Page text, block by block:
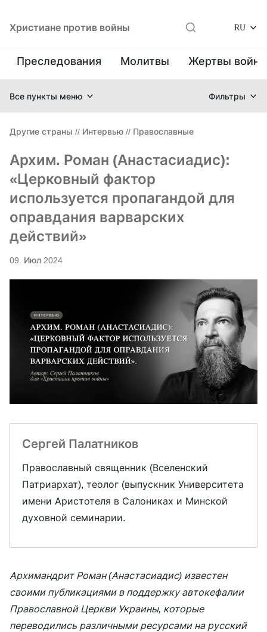
Христиане против войны RU
Преследования Молитвы Жертвы
Все пункты меню Фильтры
Другие страны // Интервью // Православные
Архим. Роман (Анастасиадис):
«Церковный фактор
используется пропагандой для
оправдания варварских
действий»
09. Июл 2024
Сергей Палатников
Православный священник (Вселенский
Патриархат), теолог (выпускник Университета
имени Аристотеля в Салониках и Минской
духовной семинарии.
Архимандрит Роман (Анастасиадис) известен
своими публикациями в поддержку автокефалии
Православной Церкви Украины, которые
переводились различными ресурсами на русский